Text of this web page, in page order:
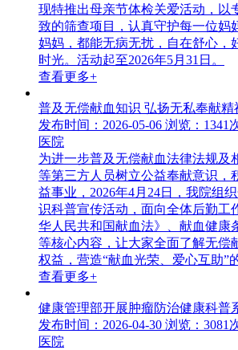
现特推出母亲节体检关爱活动，以
致的筛查项目，认真守护每一位妈
妈妈，都能无病无扰，自在舒心，
时光。活动起至2026年5月31日。
查看更多+
普及无偿献血知识 弘扬无私奉献精
发布时间：2026-05-06 浏览：1341
医院
为进一步普及无偿献血法律法规及
等第三方人员树立公益奉献意识，
益事业，2026年4月24日，我院组
识科普宣传活动，面向全体后勤工
华人民共和国献血法》、献血健康
等核心内容，让大家全面了解无偿
权益，营造“献血光荣、爱心互助”
查看更多+
健康管理部开展肿瘤防治健康科普
发布时间：2026-04-30 浏览：3081
医院